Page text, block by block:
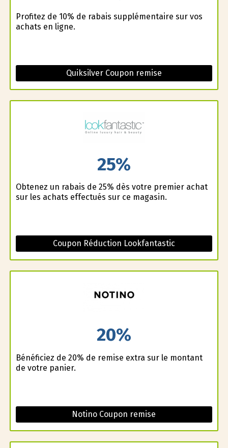
Profitez de 10% de rabais supplémentaire sur vos
achats en ligne.
Quiksilver Coupon remise
25%
Obtenez un rabais de 25% dès votre premier achat
sur les achats effectués sur ce magasin.
Coupon Réduction Lookfantastic
20%
Bénéficiez de 20% de remise extra sur le montant
de votre panier.
Notino Coupon remise